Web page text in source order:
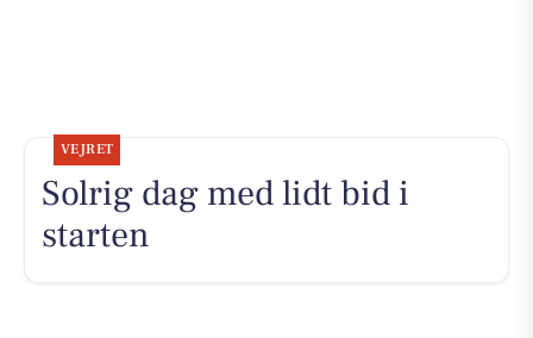
VEJRET
Solrig dag med lidt bid i
starten